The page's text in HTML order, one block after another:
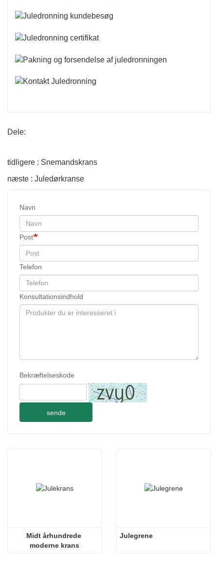
Dele:
tidligere : Snemandskrans
næste : Juledørkranse
Navn
Post
Telefon
Konsultationsindhold
Bekræftelseskode
sende
Midt århundrede
moderne krans
Julegrene